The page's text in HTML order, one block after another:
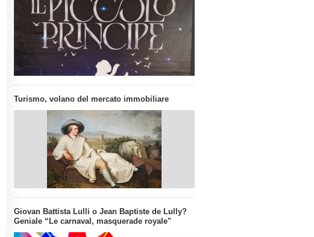
Turismo, volano del mercato immobiliare
Giovan Battista Lulli o Jean Baptiste de Lully?
Geniale “Le carnaval, masquerade royale"